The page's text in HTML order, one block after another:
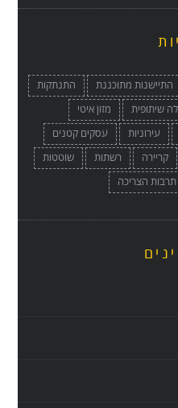
התיישנות מתוכננת
התנתקות
שיתופית
מזון איטי
עירוניות
עסקים קטנים
קריירה רשתות
שוטטות
תרבות הצריכה